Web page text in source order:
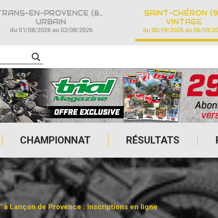
CHAMPIONNAT RÉSULTATS
TRANS-EN-PROVENCE (83)
URBAIN
du 01/08/2026 au 02/08/2026
SAINT-CHÉRON
VINTAGE
du 05/09/2026 au 06/09/
à Lançon de Provence : Inscriptions en ligne